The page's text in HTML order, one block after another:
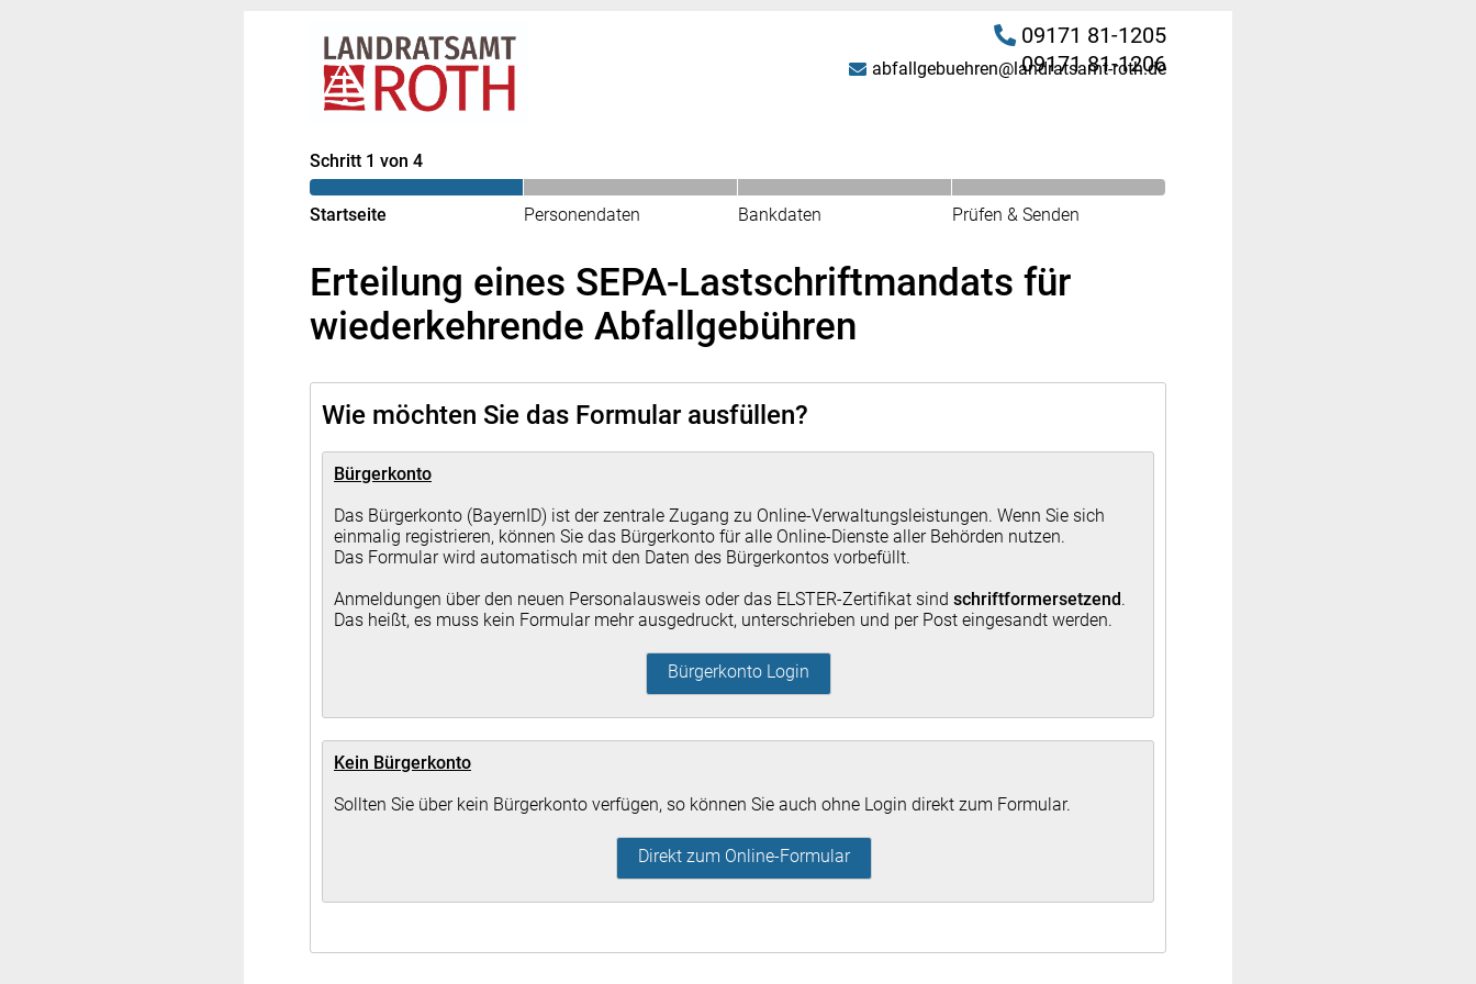
09171 81-1205
09171 81-1206
abfallgebuehren@landratsamt-roth.de
Schritt 1 von 4
Startseite Personendaten Bankdaten Prüfen & Senden
Erteilung eines SEPA-Lastschriftmandats für
wiederkehrende Abfallgebühren
Wie möchten Sie das Formular ausfüllen?
Bürgerkonto
Das Bürgerkonto (BayernID) ist der zentrale Zugang zu Online-Verwaltungsleistungen. Wenn Sie sich
einmalig registrieren, können Sie das Bürgerkonto für alle Online-Dienste aller Behörden nutzen.
Das Formular wird automatisch mit den Daten des Bürgerkontos vorbefüllt.
Anmeldungen über den neuen Personalausweis oder das ELSTER-Zertifikat sind schriftformersetzend.
Das heißt, es muss kein Formular mehr ausgedruckt, unterschrieben und per Post eingesandt werden.
Bürgerkonto Login
Kein Bürgerkonto
Sollten Sie über kein Bürgerkonto verfügen, so können Sie auch ohne Login direkt zum Formular.
Direkt zum Online-Formular